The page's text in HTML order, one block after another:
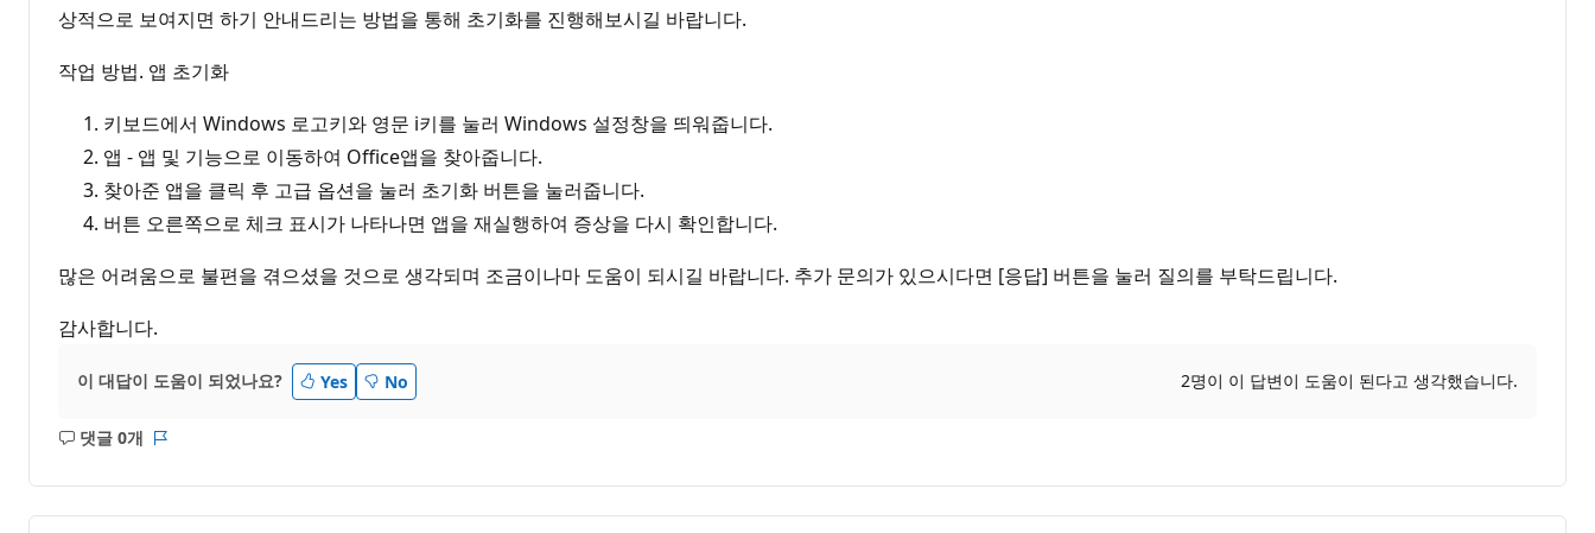
상적으로 보여지면 하기 안내드리는 방법을 통해 초기화를 진행해보시길 바랍니다.
작업 방법. 앱 초기화
키보드에서 Windows 로고키와 영문 i키를 눌러 Windows 설정창을 띄워줍니다.
앱 - 앱 및 기능으로 이동하여 Office앱을 찾아줍니다.
찾아준 앱을 클릭 후 고급 옵션을 눌러 초기화 버튼을 눌러줍니다.
버튼 오른쪽으로 체크 표시가 나타나면 앱을 재실행하여 증상을 다시 확인합니다.
많은 어려움으로 불편을 겪으셨을 것으로 생각되며 조금이나마 도움이 되시길 바랍니다. 추가 문의가 있으시다면 [응답] 버튼을 눌러 질의를 부탁드립니다.
감사합니다.
이 대답이 도움이 되었나요? Yes No 2명이 이 답변이 도움이 된다고 생각했습니다.
댓글 0개
설
음